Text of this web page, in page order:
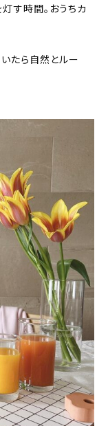
す時間。おうちカ
いたら自然とルー